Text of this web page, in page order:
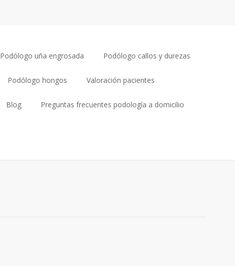
Podólogo uña engrosada Podólogo callos y durezas
Podólogo hongos Valoración pacientes
Blog Preguntas frecuentes podología a domicilio